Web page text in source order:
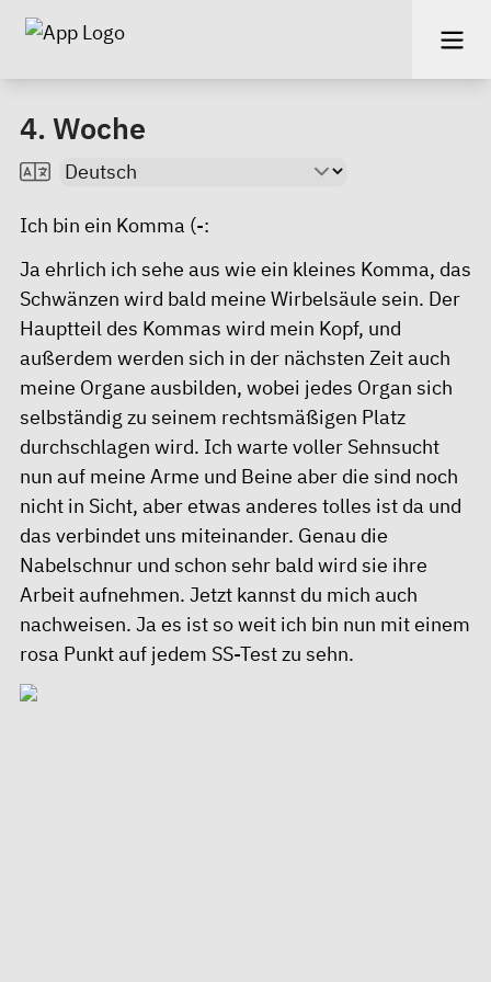
4. Woche
Ich bin ein Komma (-:
Ja ehrlich ich sehe aus wie ein kleines Komma, das
Schwänzen wird bald meine Wirbelsäule sein. Der
Hauptteil des Kommas wird mein Kopf, und
außerdem werden sich in der nächsten Zeit auch
meine Organe ausbilden, wobei jedes Organ sich
selbständig zu seinem rechtsmäßigen Platz
durchschlagen wird. Ich warte voller Sehnsucht
nun auf meine Arme und Beine aber die sind noch
nicht in Sicht, aber etwas anderes tolles ist da und
das verbindet uns miteinander. Genau die
Nabelschnur und schon sehr bald wird sie ihre
Arbeit aufnehmen. Jetzt kannst du mich auch
nachweisen. Ja es ist so weit ich bin nun mit einem
rosa Punkt auf jedem SS-Test zu sehn.